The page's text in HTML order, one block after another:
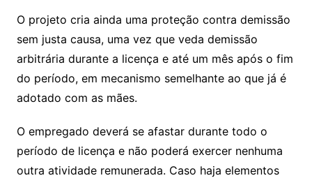
O projeto cria ainda uma proteção contra demissão
sem justa causa, uma vez que veda demissão
arbitrária durante a licença e até um mês após o fim
do período, em mecanismo semelhante ao que já é
adotado com as mães.
O empregado deverá se afastar durante todo o
período de licença e não poderá exercer nenhuma
outra atividade remunerada. Caso haja elementos